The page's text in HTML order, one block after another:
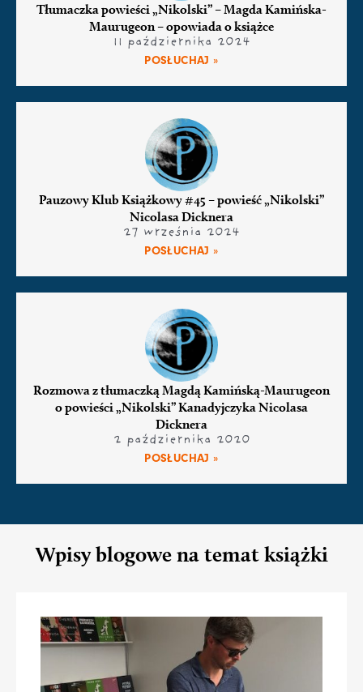
Tłumaczka powieści „Nikolski” – Magda Kamińska-
Maurugeon – opowiada o książce
11 października 2024
POSŁUCHAJ »
Pauzowy Klub Książkowy #45 – powieść „Nikolski”
Nicolasa Dicknera
27 września 2024
POSŁUCHAJ »
Rozmowa z tłumaczką Magdą Kamińską-Maurugeon
o powieści „Nikolski” Kanadyjczyka Nicolasa
Dicknera
2 października 2020
POSŁUCHAJ »
Wpisy blogowe na temat książki